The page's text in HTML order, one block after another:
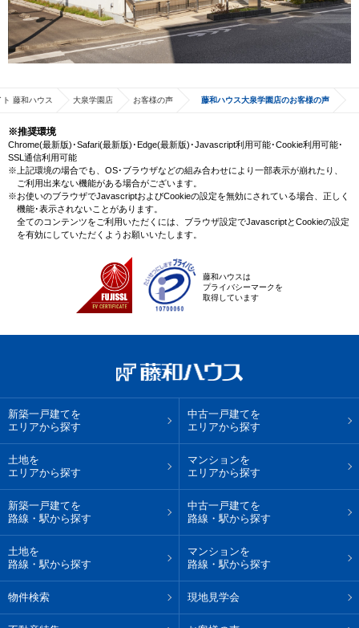
藤和ハウス 大泉学園店 お客様の声 藤和ハウス大泉学園店のお客様の声
※推奨環境
Chrome(最新版)･Safari(最新版)･Edge(最新版)･Javascript利用可能･Cookie利用可能･
SSL通信利用可能
※上記環境の場合でも、OS･ブラウザなどの組み合わせにより一部表示が崩れたり、
ご利用出来ない機能がある場合がございます。
※お使いのブラウザでJavascriptおよびCookieの設定を無効にされている場合、正しく
機能･表示されないことがあります。
全てのコンテンツをご利用いただくには、ブラウザ設定でJavascriptとCookieの設定
を有効にしていただくようお願いいたします。
藤和ハウスは
プライバシーマークを
取得しています
新築一戸建てを
エリアから探す
中古一戸建てを
エリアから探す
土地を
エリアから探す
マンションを
エリアから探す
新築一戸建てを
路線・駅から探す
中古一戸建てを
路線・駅から探す
土地を
路線・駅から探す
マンションを
路線・駅から探す
物件検索 現地見学会